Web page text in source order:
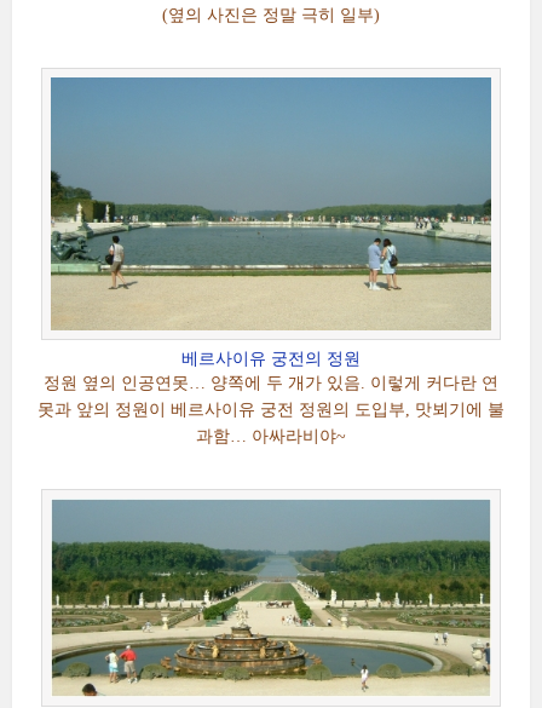
(옆의 사진은 정말 극히 일부)
베르사이유 궁전의 정원
정원 옆의 인공연못… 양쪽에 두 개가 있음. 이렇게 커다란 연
못과 앞의 정원이 베르사이유 궁전 정원의 도입부, 맛뵈기에 불
과함… 아싸라비야~